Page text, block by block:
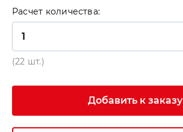
Расчет количества:
(22 шт.)
Добавить к заказу